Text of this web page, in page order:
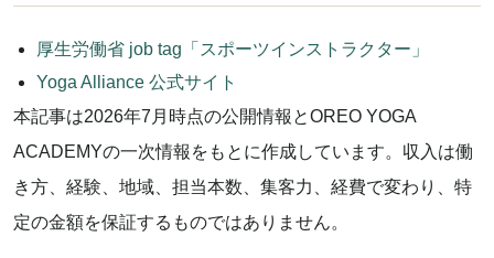
厚生労働省 job tag「スポーツインストラクター」
Yoga Alliance 公式サイト
本記事は2026年7月時点の公開情報とOREO YOGA
ACADEMYの一次情報をもとに作成しています。収入は働
き方、経験、地域、担当本数、集客力、経費で変わり、特
定の金額を保証するものではありません。